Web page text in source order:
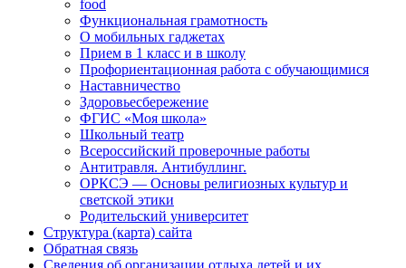
food
Функциональная грамотность
О мобильных гаджетах
Прием в 1 класс и в школу
Профориентационная работа с обучающимися
Наставничество
Здоровьесбережение
ФГИС «Моя школа»
Школьный театр
Всероссийский проверочные работы
Антитравля. Антибуллинг.
ОРКСЭ — Основы религиозных культур и
светской этики
Родительский университет
Структура (карта) сайта
Обратная связь
Сведения об организации отдыха детей и их